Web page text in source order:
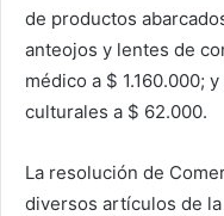
de productos
anteojos y lentes de
médico a $ 1.160.000;
culturales a $ 62.000.
La resolución de
diversos artículos de